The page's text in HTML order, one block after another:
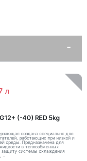
л
(-40) RED 5kg
создана специально для
работающих при низкой и
среды. Предназначена для
в теплообменных
защиту системы охлаждения